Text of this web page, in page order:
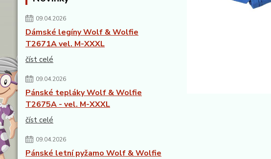
09.04.2026
Dámské legíny Wolf & Wolfie
T2671A vel. M-XXXL
číst celé
09.04.2026
Pánské tepláky Wolf & Wolfie
T2675A - vel. M-XXXL
číst celé
09.04.2026
Pánské letní pyžamo Wolf & Wolfie